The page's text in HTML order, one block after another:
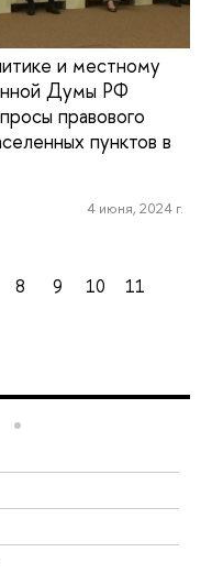
и местному
Думы РФ
правового
пунктов в
4 июня, 2024 г.
8 9 10
11